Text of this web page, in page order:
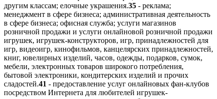
другим классам; елочные украшения.35 - реклама;
менеджмент в сфере бизнеса; административная деятельность
в сфере бизнеса; офисная служба; услуги магазинов
розничной продажи и услуги онлайновой розничной продажи
игрушек, игрушек-конструкторов, игр, принадлежностей для
игр, видеоигр, кинофильмов, канцелярских принадлежностей,
книг, ювелирных изделий, часов, одежды, подарков, сумок,
мебели, электронных товаров широкого потребления,
бытовой электроники, кондитерских изделий и прочих
сладостей.41 - предоставление услуг онлайновых фан-клубов
посредством Интернета для любителей игрушек-